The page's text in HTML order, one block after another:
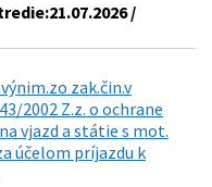
/
zak.čin.v
2002 Z.z. o ochrane
vjazd a státie s mot.
účelom príjazdu k